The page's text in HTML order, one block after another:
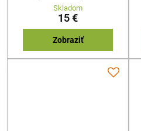
Skladom
15 €
Zobraziť